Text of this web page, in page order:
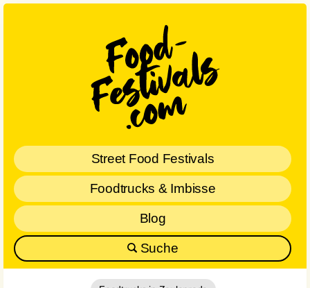
Street Food Festivals
Foodtrucks & Imbisse
Blog
Suche